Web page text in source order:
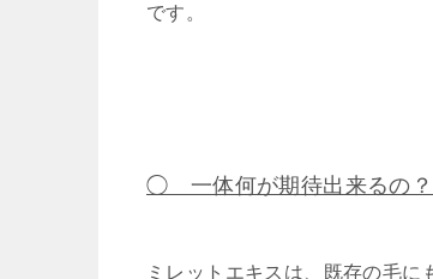
です。
◯ 一体何が期待出来るの？
ミレットエキスは、既存の毛